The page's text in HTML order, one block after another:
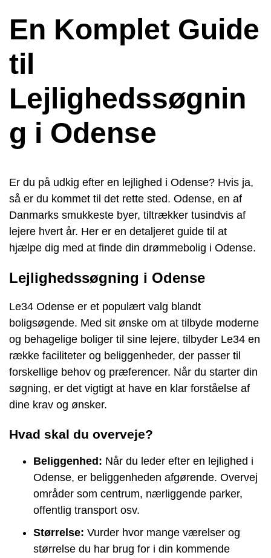
En Komplet Guide
til
Lejlighedssøgnin
g i Odense
Er du på udkig efter en lejlighed i Odense? Hvis ja,
så er du kommet til det rette sted. Odense, en af
Danmarks smukkeste byer, tiltrækker tusindvis af
lejere hvert år. Her er en detaljeret guide til at
hjælpe dig med at finde din drømmebolig i Odense.
Lejlighedssøgning i Odense
Le34 Odense er et populært valg blandt
boligsøgende. Med sit ønske om at tilbyde moderne
og behagelige boliger til sine lejere, tilbyder Le34 en
række faciliteter og beliggenheder, der passer til
forskellige behov og præferencer. Når du starter din
søgning, er det vigtigt at have en klar forståelse af
dine krav og ønsker.
Hvad skal du overveje?
Beliggenhed: Når du leder efter en lejlighed i
Odense, er beliggenheden afgørende. Overvej
områder som centrum, nærliggende parker,
offentlig transport osv.
Størrelse: Vurder hvor mange værelser og
størrelse du har brug for i din kommende